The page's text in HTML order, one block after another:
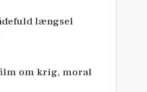
længsel
om krig, moral